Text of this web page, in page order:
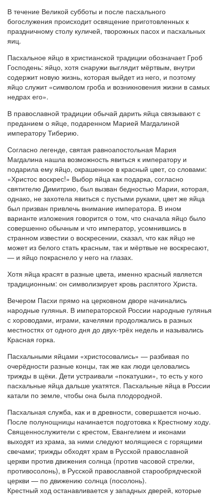
В течение Великой субботы и после пасхального
богослужения происходит освящение приготовленных к
праздничному столу куличей, творожных пасох и пасхальных
яиц.
Пасхальное яйцо в христианской традиции обозначает Гроб
Господень: яйцо, хотя снаружи выглядит мёртвым, внутри
содержит новую жизнь, которая выйдет из него, и поэтому
яйцо служит «символом гроба и возникновения жизни в самых
недрах его».
В православной традиции обычай дарить яйца связывают с
преданием о яйце, подаренном Марией Магдалиной
императору Тиберию.
Согласно легенде, святая равноапостольная Мария
Магдалина нашла возможность явиться к императору и
подарила ему яйцо, окрашенное в красный цвет, со словами:
«Христос воскрес!» Выбор яйца как подарка, согласно
святителю Димитрию, был вызван бедностью Марии, которая,
однако, не захотела явиться с пустыми руками, цвет же яйца
был призван привлечь внимание императора. В ином
варианте изложения говорится о том, что сначала яйцо было
совершенно обычным и что император, усомнившись в
странном известии о воскресении, сказал, что как яйцо не
может из белого стать красным, так и мёртвые не воскресают,
— и яйцо покраснело у него на глазах.
Хотя яйца красят в разные цвета, именно красный является
традиционным: он символизирует кровь распятого Христа.
Вечером Пасхи прямо на церковном дворе начинались
народные гулянья. В императорской России народные гулянья
с хороводами, играми, качелями продолжались в разных
местностях от одного дня до двух-трёх недель и назывались
Красная горка.
Пасхальными яйцами «христосовались» — разбивая по
очерёдности разные концы, так же как люди целовались
трижды в щёки. Дети устраивали «покатушки», то есть у кого
пасхальные яйца дальше укатятся. Пасхальные яйца в России
катали по земле, чтобы она была плодородной.
Пасхальная служба, как и в древности, совершается ночью.
После полунощницы начинается подготовка к Крестному ходу.
Священнослужители с крестом, Евангелием и иконами
выходят из храма, за ними следуют молящиеся с горящими
свечами; трижды обходят храм в Русской православной
церкви против движения солнца (против часовой стрелки,
противосолонь), в Русской православной старообрядческой
церкви — по движению солнца (посолонь).
Крестный ход останавливается у западных дверей, которые